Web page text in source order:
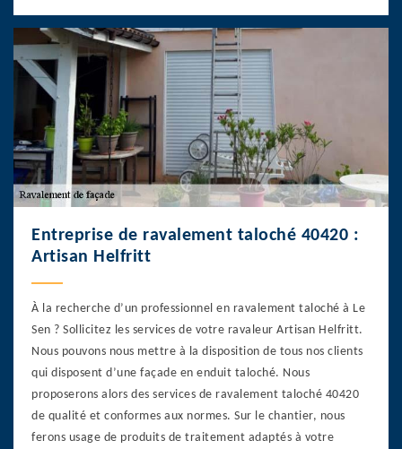
Entreprise de ravalement taloché 40420 :
Artisan Helfritt
À la recherche d’un professionnel en ravalement taloché à Le
Sen ? Sollicitez les services de votre ravaleur Artisan Helfritt.
Nous pouvons nous mettre à la disposition de tous nos clients
qui disposent d’une façade en enduit taloché. Nous
proposerons alors des services de ravalement taloché 40420
de qualité et conformes aux normes. Sur le chantier, nous
ferons usage de produits de traitement adaptés à votre